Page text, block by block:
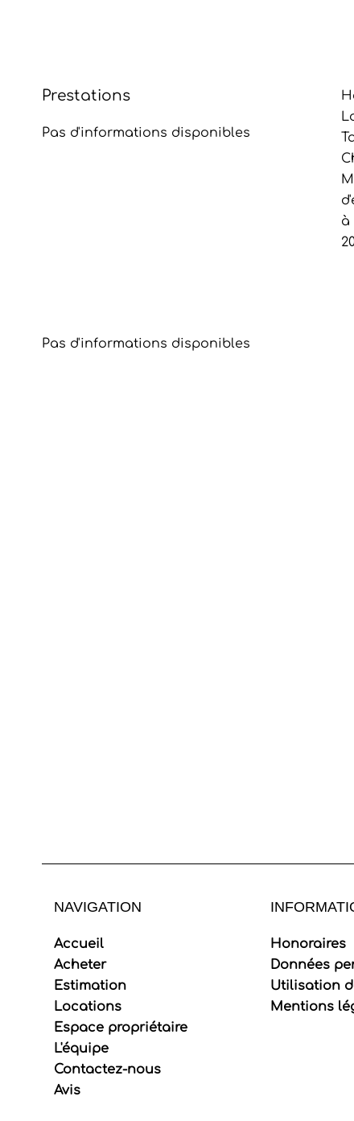
Prestations
Pas d'informations disponibles
à
Pas d'informations disponibles
NAVIGATION
Accueil
Acheter
Estimation
Locations
Espace propriétaire
L'équipe
Contactez-nous
Avis
Honoraires
Données
Utilisation
Mentions